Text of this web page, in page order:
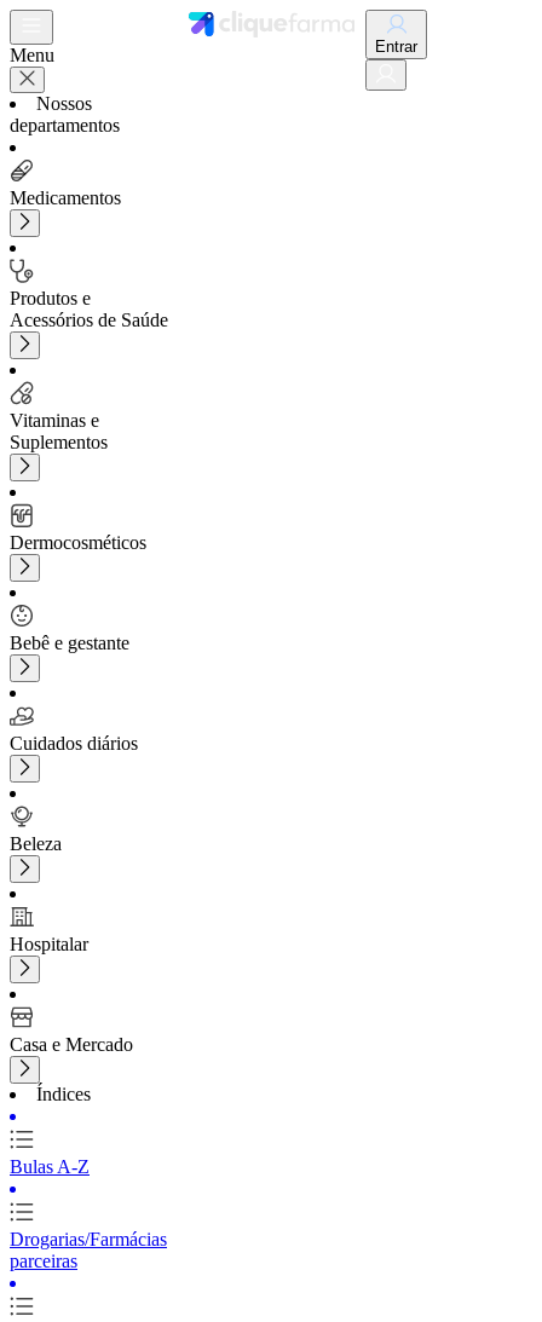
Menu
Nossos
departamentos
Medicamentos
Produtos e
Acessórios de Saúde
Vitaminas e
Suplementos
Dermocosméticos
Bebê e gestante
Cuidados diários
Beleza
Hospitalar
Casa e Mercado
Índices
Bulas A-Z
Drogarias/Farmácias
parceiras
Entrar